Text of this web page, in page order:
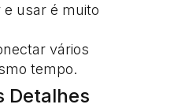
usar é muito
vários
tempo.
Detalhes